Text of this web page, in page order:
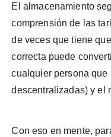
El almacenamiento
comprensión de las
de veces que tiene
correcta puede
cualquier persona que
descentralizadas) y el
Con eso en mente,